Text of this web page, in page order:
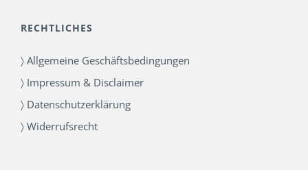
RECHTLICHES
〉 Allgemeine Geschäftsbedingungen
〉 Impressum & Disclaimer
〉 Datenschutzerklärung
〉 Widerrufsrecht